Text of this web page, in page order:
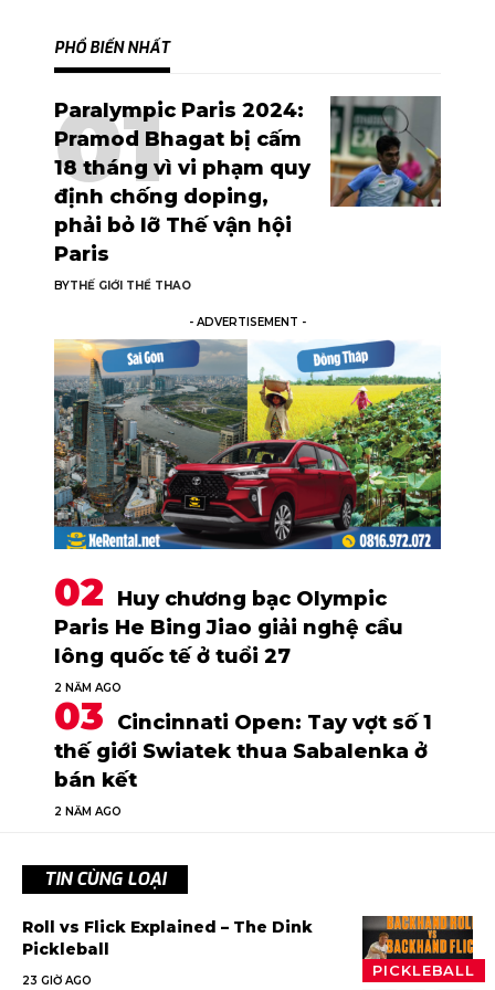
PHỔ BIẾN NHẤT
Paralympic Paris 2024:
Pramod Bhagat bị cấm
18 tháng vì vi phạm quy
định chống doping,
phải bỏ lỡ Thế vận hội
Paris
BYTHẾ GIỚI THỂ THAO
- ADVERTISEMENT -
Huy chương bạc Olympic
Paris He Bing Jiao giải nghệ cầu
lông quốc tế ở tuổi 27
2 NĂM AGO
Cincinnati Open: Tay vợt số 1
thế giới Swiatek thua Sabalenka ở
bán kết
2 NĂM AGO
TIN CÙNG LOẠI
PICKLEBALL
Roll vs Flick Explained – The Dink
Pickleball
23 GIỜ AGO